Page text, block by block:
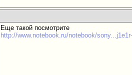
Еще такой посмотрите
http://www.notebook.ru/notebook/